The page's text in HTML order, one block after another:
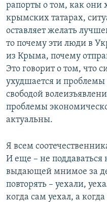
рапорты о том, как они
крымских татарах,
оставляет желать
то почему эти люди в
из Крыма, почему
Это говорит о том, что
ухудшается и проблемы
свободой
проблемы
актуальны.
Я всем
И еще – не поддаваться
выдающей мнимое за
повторять – уехали,
когда сам уехал, а